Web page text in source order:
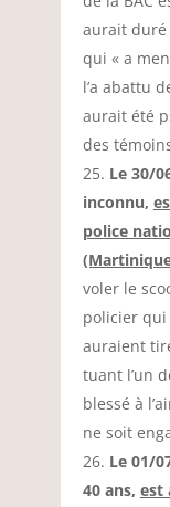
aurait duré
qui « a
l’a abattu
aurait été
des
Le 30/
inconnu,
police
voler le
policier qui
auraient
tuant l’un
blessé à
ne soit
Le 01/
40 ans, est